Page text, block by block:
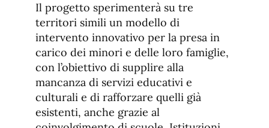
Il progetto sperimenterà su tre
territori simili un modello di
intervento innovativo per la presa in
carico dei minori e delle loro famiglie,
con l’obiettivo di supplire alla
mancanza di servizi educativi e
culturali e di rafforzare quelli già
esistenti, anche grazie al